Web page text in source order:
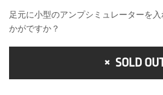
足元に小型のアンプシミュレーターを
かがですか？
SOLD